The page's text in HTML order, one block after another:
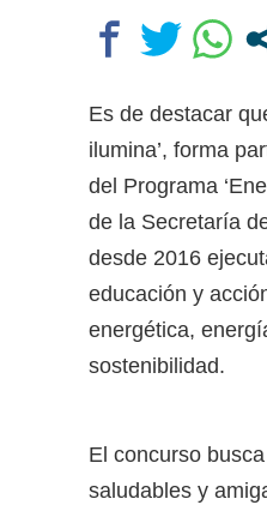
Dolor en
Pedradas,
frente al
contra la Ley
Es de destacar
ilumina’, forma
del Programa
de la Secretaría
desde 2016
educación y
energética,
sostenibilidad.
El concurso
saludables y